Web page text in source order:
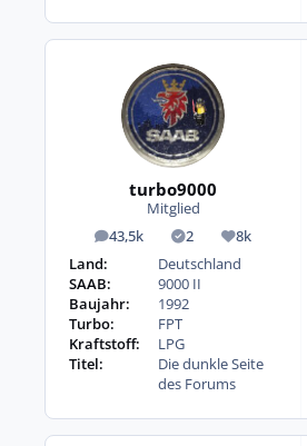
turbo9000
Mitglied
43,5k
Beiträge 2
Lösungen
8k
Reputation
Land:
Deutschland
SAAB:
9000 II
Baujahr:
1992
Turbo:
FPT
Kraftstoff:
LPG
Titel:
Die dunkle Seite
des Forums